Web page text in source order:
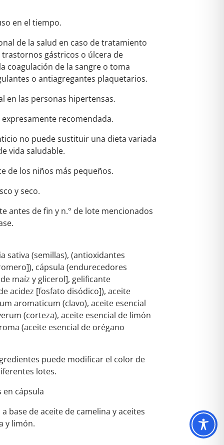
en el tiempo.
de la salud en caso de tratamiento
gástricos o úlcera de
coagulación de la sangre o toma
o antiagregantes plaquetarios.
en las personas hipertensas.
recomendada.
no puede sustituir una dieta variada
vida saludable.
de los niños más pequeños.
y seco.
antes de fin y n.° de lote mencionados
sativa (semillas), (antioxidantes
cápsula (endurecedores
maíz y glicerol], gelificante
acidez [fosfato disódico]), aceite
aromaticum (clavo), aceite esencial
(corteza), aceite esencial de limón
(aceite esencial de orégano
puede modificar el color de
lotes.
cápsula
base de aceite de camelina y aceites
y limón.